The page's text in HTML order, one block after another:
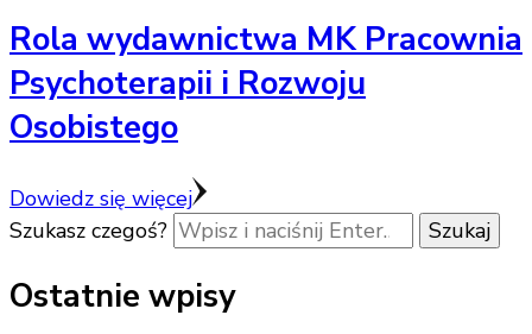
Rola wydawnictwa MK Pracownia
Psychoterapii i Rozwoju
Osobistego
Dowiedz się więcej
Szukasz czegoś?
Ostatnie wpisy